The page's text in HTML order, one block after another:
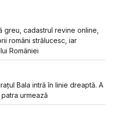
greu, cadastrul revine online,
români strălucesc, iar
României
Bala intră în linie dreaptă. A
urmează